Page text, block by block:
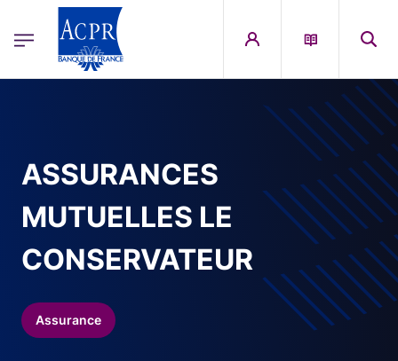
ACPR Menu Principal (French)
ASSURANCES
MUTUELLES LE
CONSERVATEUR
Assurance